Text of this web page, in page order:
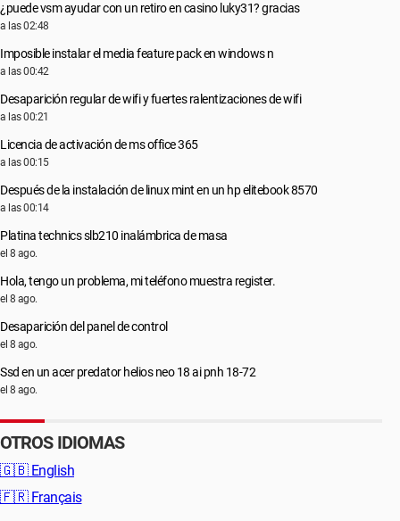
¿puede vsm ayudar con un retiro en casino luky31? gracias
a las 02:48
Imposible instalar el media feature pack en windows n
a las 00:42
Desaparición regular de wifi y fuertes ralentizaciones de wifi
a las 00:21
Licencia de activación de ms office 365
a las 00:15
Después de la instalación de linux mint en un hp elitebook 8570
a las 00:14
Platina technics slb210 inalámbrica de masa
el 8 ago.
Hola, tengo un problema, mi teléfono muestra register.
el 8 ago.
Desaparición del panel de control
el 8 ago.
Ssd en un acer predator helios neo 18 ai pnh 18-72
el 8 ago.
OTROS IDIOMAS
🇬🇧 English
🇫🇷 Français